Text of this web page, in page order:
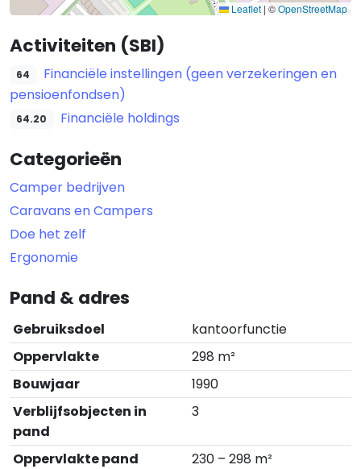
Leaflet | ©OpenStreetMap
Activiteiten (SBI)
64
Financiële instellingen (geen verzekeringen en
pensioenfondsen)
64.20 Financiële holdings
Categorieën
Camper bedrijven
Caravans en Campers
Doe het zelf
Ergonomie
Pand & adres
Gebruiksdoel
kantoorfunctie
Oppervlakte
298 m²
Bouwjaar
1990
Verblijfsobjecten in
pand
3
Oppervlakte pand
230 – 298 m²